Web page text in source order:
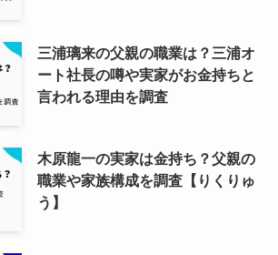
三浦璃来の父親の職業は？三浦オ
ート社長の噂や実家がお金持ちと
言われる理由を調査
木原龍一の実家は金持ち？父親の
職業や家族構成を調査【りくりゅ
う】